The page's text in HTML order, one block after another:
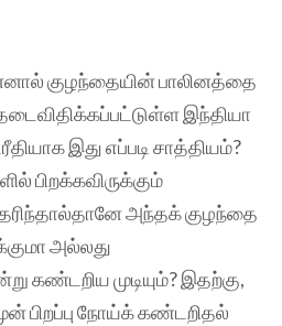
குழந்தையின் பாலினத்தை
இந்தியா
இது எப்படி சாத்தியம்?
பிறக்கவிருக்கும்
அந்தக் குழந்தை
அல்லது
கண்டறிய முடியும்? இதற்கு,
பிறப்பு நோய்க் கண்டறிதல்